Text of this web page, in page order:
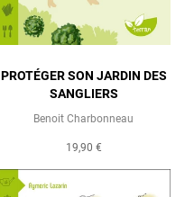
PROTÉGER SON JARDIN DES
SANGLIERS
Benoit Charbonneau
19,90 €